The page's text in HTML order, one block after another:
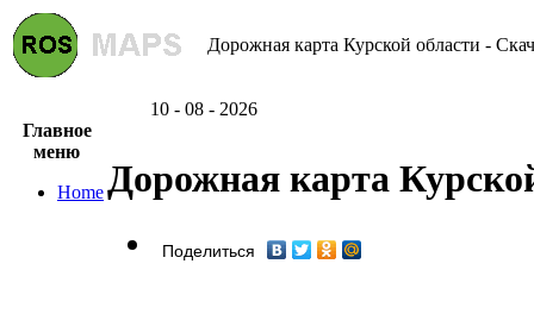
Дорожная карта Курской области -
10 - 08 - 2026
Главное
меню
HomeДорожная карта
Поделиться